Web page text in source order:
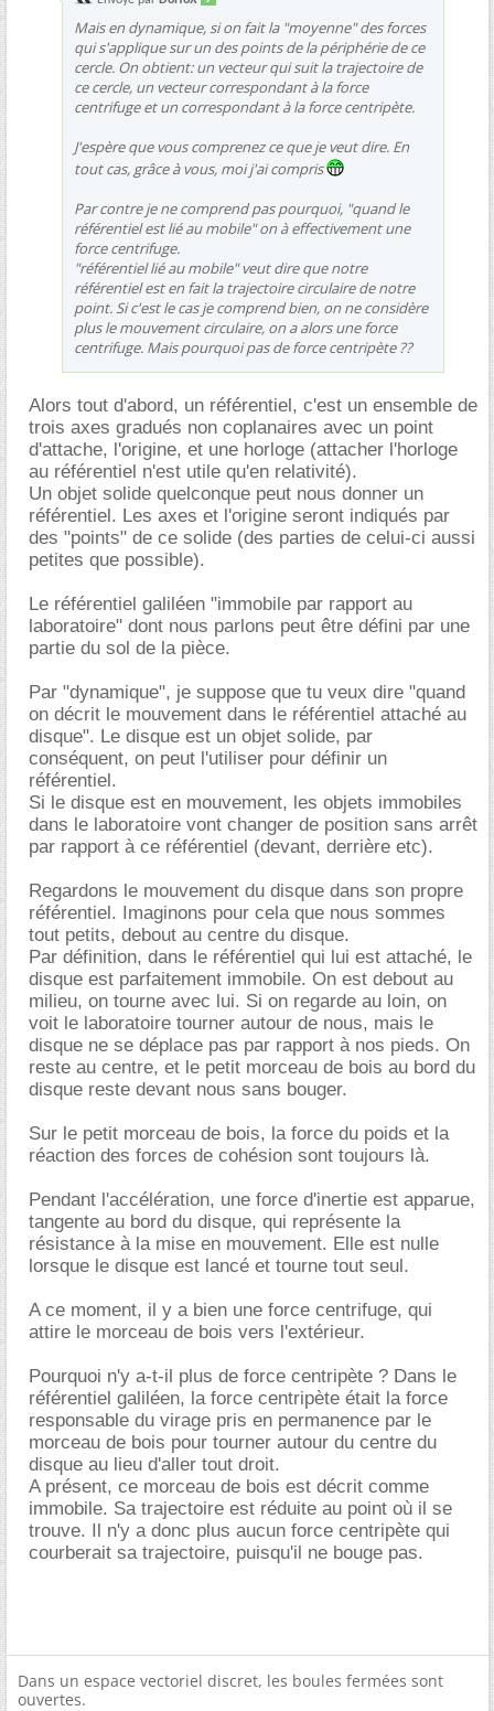
Mais en dynamique, si on fait la "moyenne" des forces
qui s'applique sur un des points de la périphérie de ce
cercle. On obtient: un vecteur qui suit la trajectoire de
ce cercle, un vecteur correspondant à la force
centrifuge et un correspondant à la force centripète.
J'espère que vous comprenez ce que je veut dire. En
tout cas, grâce à vous, moi j'ai compris
Par contre je ne comprend pas pourquoi, "quand le
référentiel est lié au mobile" on à effectivement une
force centrifuge.
"référentiel lié au mobile" veut dire que notre
référentiel est en fait la trajectoire circulaire de notre
point. Si c'est le cas je comprend bien, on ne considère
plus le mouvement circulaire, on a alors une force
centrifuge. Mais pourquoi pas de force centripète ??
Alors tout d'abord, un référentiel, c'est un ensemble de
trois axes gradués non coplanaires avec un point
d'attache, l'origine, et une horloge (attacher l'horloge
au référentiel n'est utile qu'en relativité).
Un objet solide quelconque peut nous donner un
référentiel. Les axes et l'origine seront indiqués par
des "points" de ce solide (des parties de celui-ci aussi
petites que possible).
Le référentiel galiléen "immobile par rapport au
laboratoire" dont nous parlons peut être défini par une
partie du sol de la pièce.
Par "dynamique", je suppose que tu veux dire "quand
on décrit le mouvement dans le référentiel attaché au
disque". Le disque est un objet solide, par
conséquent, on peut l'utiliser pour définir un
référentiel.
Si le disque est en mouvement, les objets immobiles
dans le laboratoire vont changer de position sans arrêt
par rapport à ce référentiel (devant, derrière etc).
Regardons le mouvement du disque dans son propre
référentiel. Imaginons pour cela que nous sommes
tout petits, debout au centre du disque.
Par définition, dans le référentiel qui lui est attaché, le
disque est parfaitement immobile. On est debout au
milieu, on tourne avec lui. Si on regarde au loin, on
voit le laboratoire tourner autour de nous, mais le
disque ne se déplace pas par rapport à nos pieds. On
reste au centre, et le petit morceau de bois au bord du
disque reste devant nous sans bouger.
Sur le petit morceau de bois, la force du poids et la
réaction des forces de cohésion sont toujours là.
Pendant l'accélération, une force d'inertie est apparue,
tangente au bord du disque, qui représente la
résistance à la mise en mouvement. Elle est nulle
lorsque le disque est lancé et tourne tout seul.
A ce moment, il y a bien une force centrifuge, qui
attire le morceau de bois vers l'extérieur.
Pourquoi n'y a-t-il plus de force centripète ? Dans le
référentiel galiléen, la force centripète était la force
responsable du virage pris en permanence par le
morceau de bois pour tourner autour du centre du
disque au lieu d'aller tout droit.
A présent, ce morceau de bois est décrit comme
immobile. Sa trajectoire est réduite au point où il se
trouve. Il n'y a donc plus aucun force centripète qui
courberait sa trajectoire, puisqu'il ne bouge pas.
Dans un espace vectoriel discret, les boules fermées sont
ouvertes.